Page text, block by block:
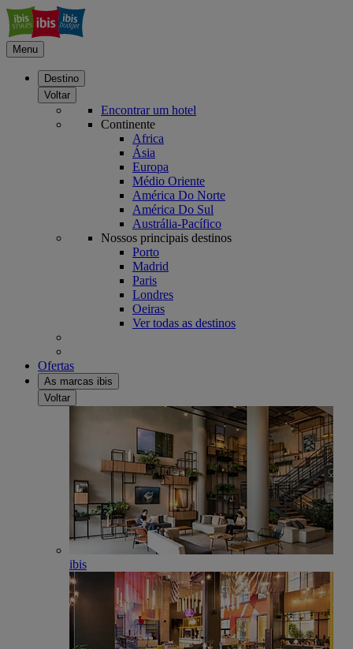
Menu
Destino
Voltar
Encontrar um hotel
Continente
Africa
Ásia
Europa
Médio Oriente
América Do Norte
América Do Sul
Austrália-Pacífico
Nossos principais destinos
Porto
Madrid
Paris
Londres
Oeiras
Ver todas as destinos
Ofertas
As marcas ibis
Voltar
ibis